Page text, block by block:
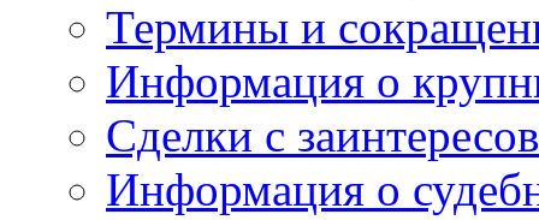
Термины и
Информация о
Сделки с
Информация о